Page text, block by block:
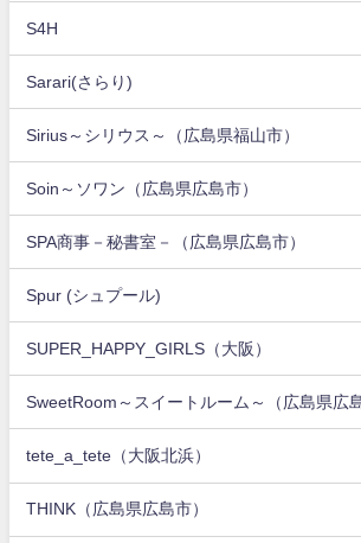
S4H
Sarari(さらり)
Sirius～シリウス～（広島県福山市）
Soin～ソワン（広島県広島市）
SPA商事－秘書室－（広島県広島市）
Spur (シュプール)
SUPER_HAPPY_GIRLS（大阪）
SweetRoom～スイートルーム～（広島県広
tete_a_tete（大阪北浜）
THINK（広島県広島市）